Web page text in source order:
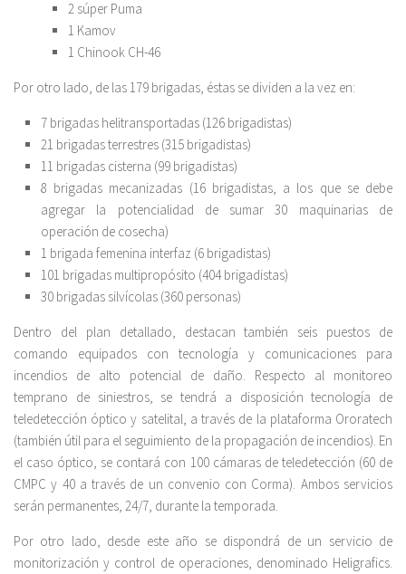
2 súper Puma
1 Kamov
1 Chinook CH-46
Por otro lado, de las 179 brigadas, éstas se dividen a la vez en:
7 brigadas helitransportadas (126 brigadistas)
21 brigadas terrestres (315 brigadistas)
11 brigadas cisterna (99 brigadistas)
8 brigadas mecanizadas (16 brigadistas, a los que se debe
agregar la potencialidad de sumar 30 maquinarias de
operación de cosecha)
1 brigada femenina interfaz (6 brigadistas)
101 brigadas multipropósito (404 brigadistas)
30 brigadas silvícolas (360 personas)
Dentro del plan detallado, destacan también seis puestos de
comando equipados con tecnología y comunicaciones para
incendios de alto potencial de daño. Respecto al monitoreo
temprano de siniestros, se tendrá a disposición tecnología de
teledetección óptico y satelital, a través de la plataforma Ororatech
(también útil para el seguimiento de la propagación de incendios). En
el caso óptico, se contará con 100 cámaras de teledetección (60 de
CMPC y 40 a través de un convenio con Corma). Ambos servicios
serán permanentes, 24/7, durante la temporada.
Por otro lado, desde este año se dispondrá de un servicio de
monitorización y control de operaciones, denominado Heligrafics.